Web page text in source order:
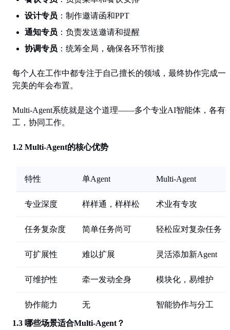
设计专员 ：制作邀请函和PPT
通知专员 ：负责发送邀请和提醒
协调专员 ：统筹全局，确保各环节衔接
每个人在工作中都专注于自己擅长的领域，最终协作完成一
完美的年会布置。
Multi-Agent系统就是这个道理——多个专业AI智能体，各有
工，协同工作。
1.2 Multi-Agent的核心优势
特性 单Agent Multi-Agent
专业深度 样样通，样样松 术业有专攻
任务复杂度 简单任务尚可 轻松应对复杂任务
可扩展性 难以扩展 灵活添加新Agent
可维护性 牵一发动全身 模块化，易维护
协作能力 无 智能协作与分工
1.3 哪些场景适合Multi-Agent？